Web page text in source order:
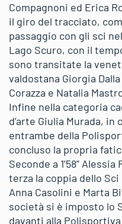
Compagnoni ed Erica
il giro del tracciato,
passaggio con gli sci
Lago Scuro, con il tempo
sono transitate la
valdostana Giorgia
Corazza e Natalia
Infine nella categoria
d’arte Giulia Murada,
entrambe della
concluso la propria
Seconde a 1’58”
terza la coppia dello
Anna Casolini e Marta
società si è imposto lo
davanti alla